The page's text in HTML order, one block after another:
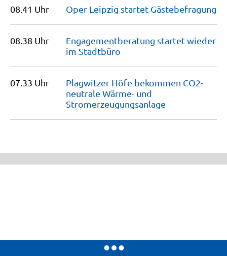
08.41 Uhr Oper Leipzig startet Gästebefragung
08.38 Uhr
Engagementberatung startet wieder
im Stadtbüro
07.33 Uhr
Plagwitzer Höfe bekommen CO2-
neutrale Wärme- und
Stromerzeugungsanlage